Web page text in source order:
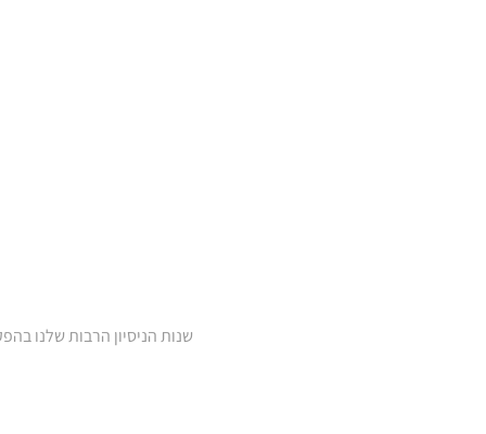
שנות הניסיון הרבות שלנו